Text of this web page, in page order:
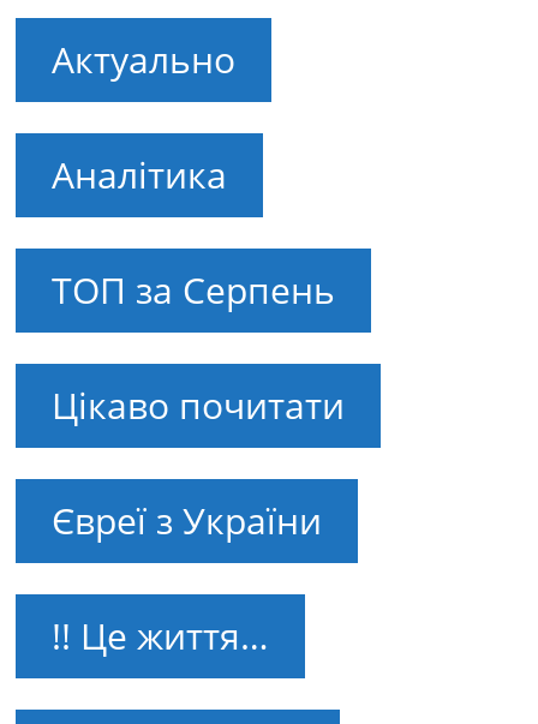
Актуально
Аналітика
ТОП за Серпень
Цікаво почитати
Євреї з України
!! Це життя…